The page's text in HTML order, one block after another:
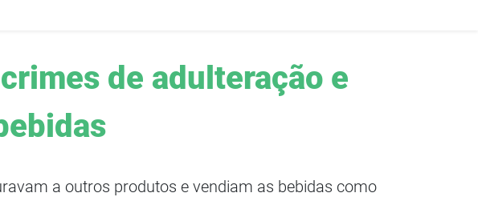
de adulteração e
a outros produtos e vendiam as bebidas como